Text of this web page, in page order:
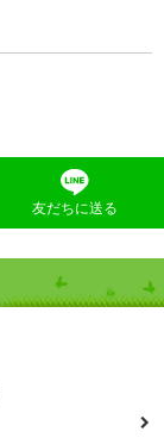
友だちに送る